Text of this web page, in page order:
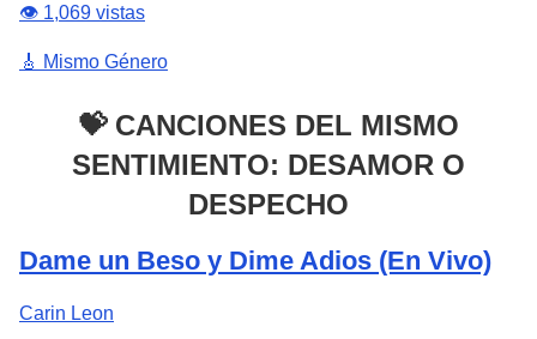
👁️ 1,069 vistas
🎸 Mismo Género
💝 CANCIONES DEL MISMO
SENTIMIENTO: DESAMOR O
DESPECHO
Dame un Beso y Dime Adios (En Vivo)
Carin Leon